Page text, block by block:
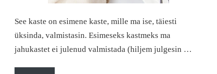
See kaste on esimene kaste, mille ma ise, täiesti
üksinda, valmistasin. Esimeseks kastmeks ma
jahukastet ei julenud valmistada (hiljem julgesin …